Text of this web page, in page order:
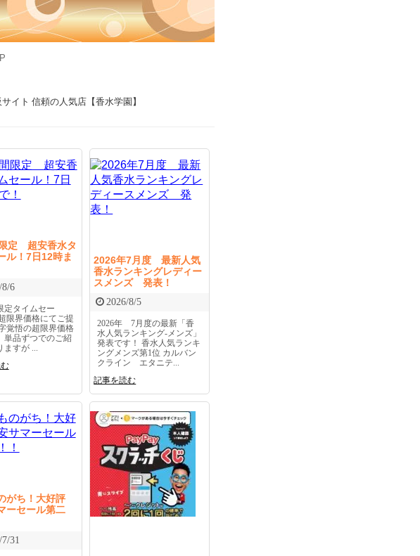
イト 信頼の人気店【香水学園】
定 超安香水タ
ル！7日12時ま
8/6
定タイムセー
限界価格にてご提
覚悟の超限界価格
単品ずつでのご紹
ますが ...
2026年7月度 最新人気
香水ランキングレディー
スメンズ 発表！
2026/8/5
2026年 7月度の最新「香
水人気ランキング-メンズ」
発表です！ 香水人気ランキ
ングメンズ第1位 カルバン
クライン エタニテ...
記事を読む
がち！大好評
ーセール第二
31